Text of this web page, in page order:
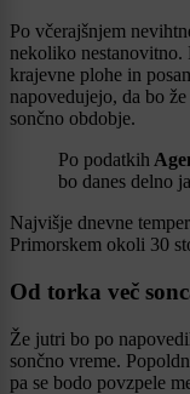
Po včerajšnjem
nekoliko nestanovitno.
krajevne plohe in
napovedujejo, da bo
sončno obdobje.
Po podatkih
bo danes delno
Najvišje dnevne
Primorskem okoli 30
Od torka več
Že jutri bo po
sončno vreme.
pa se bodo povzpele